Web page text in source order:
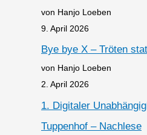
von Hanjo Loeben
9. April 2026
Bye bye X – Tröten
von Hanjo Loeben
2. April 2026
1. Digitaler
Tuppenhof – Nachlese